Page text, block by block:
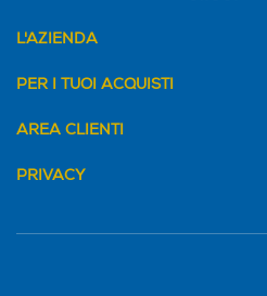
L'AZIENDA
PER I TUOI ACQUISTI
AREA CLIENTI
PRIVACY